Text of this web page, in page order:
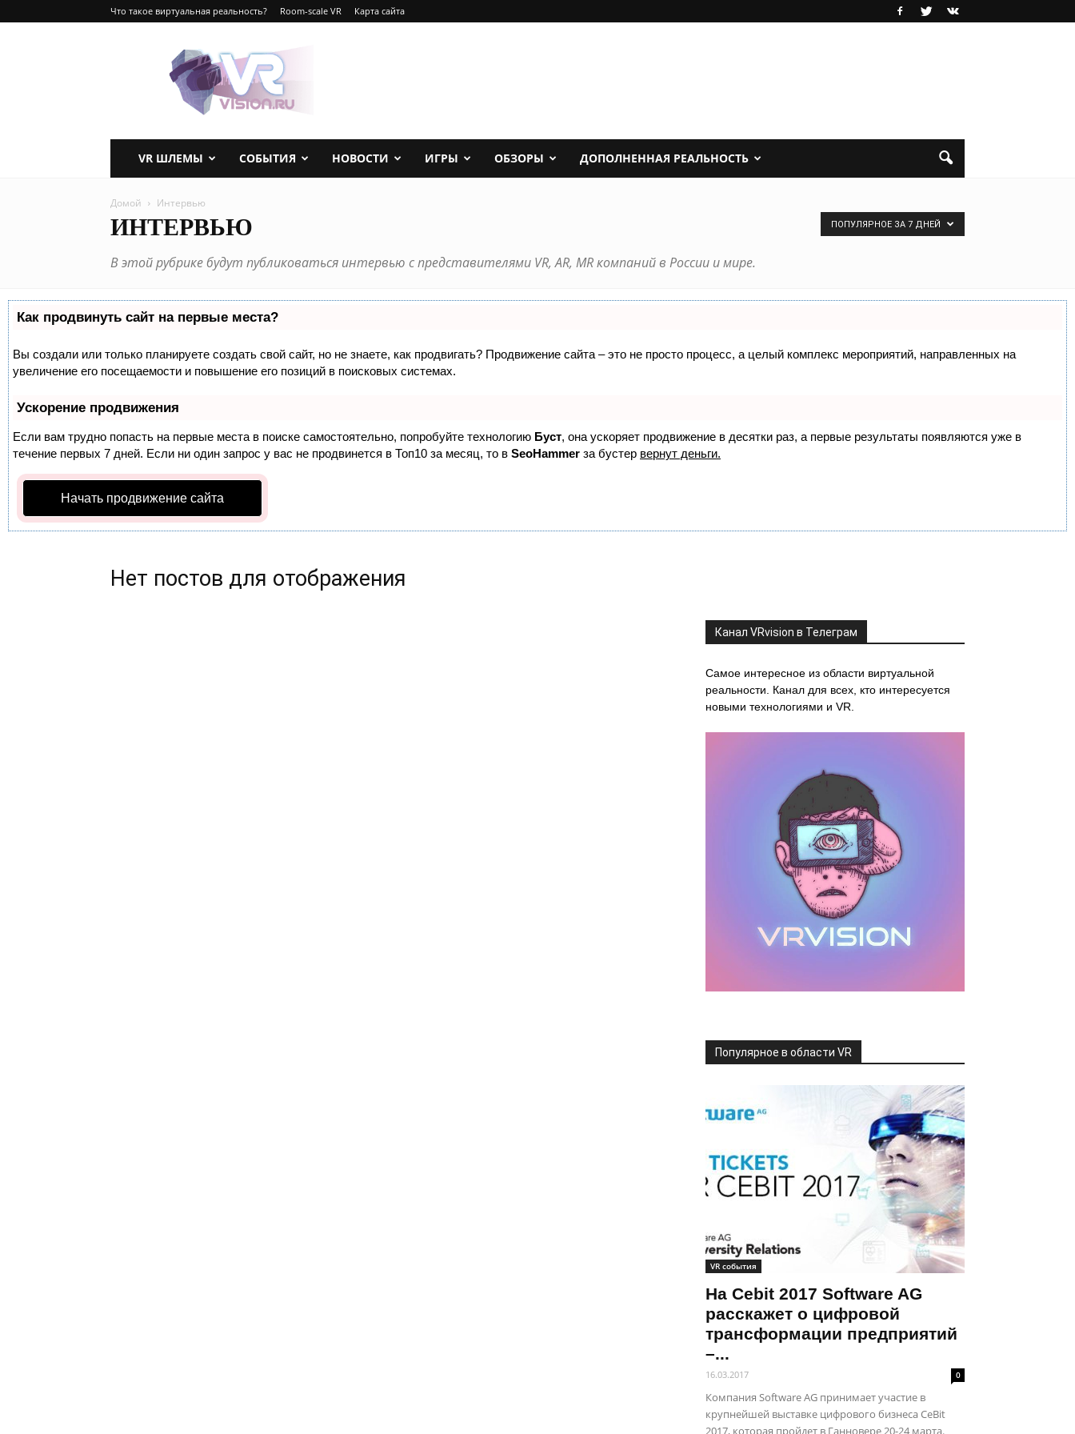
Что такое виртуальная реальность? Room-scale VR Карта сайта
VRvision.ru
VR ШЛЕМЫ СОБЫТИЯ НОВОСТИ ИГРЫ ОБЗОРЫ ДОПОЛНЕННАЯ РЕАЛЬНОСТЬ
Домой Интервью
ИНТЕРВЬЮ
В этой рубрике будут публиковаться интервью с представителями VR, AR, MR компаний в России и мире.
ПОПУЛЯРНОЕ ЗА 7 ДНЕЙ
Как продвинуть сайт на первые места?
Вы создали или только планируете создать свой сайт, но не знаете, как продвигать? Продвижение сайта – это не просто процесс, а целый комплекс мероприятий, направленных на
увеличение его посещаемости и повышение его позиций в поисковых системах.
Ускорение продвижения
Если вам трудно попасть на первые места в поиске самостоятельно, попробуйте технологию Буст, она ускоряет продвижение в десятки раз, а первые результаты появляются уже в
течение первых 7 дней. Если ни один запрос у вас не продвинется в Топ10 за месяц, то в SeoHammer за бустер вернут деньги.
Начать продвижение сайта
Нет постов для отображения
Канал VRvision в Телеграм
Самое интересное из области виртуальной
реальности. Канал для всех, кто интересуется
новыми технологиями и VR.
Популярное в области VR
VR события
На Cebit 2017 Software AG
расскажет о цифровой
трансформации предприятий
–...
16.03.2017 0
Компания Software AG принимает участие в
крупнейшей выставке цифрового бизнеса CeBit
2017, которая пройдет в Ганновере 20-24 марта.